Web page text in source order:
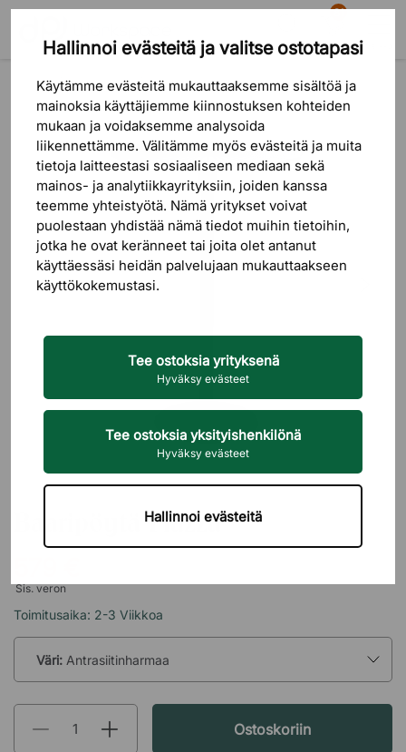
Hallinnoi evästeitä ja valitse ostotapasi
Käytämme evästeitä mukauttaaksemme sisältöä ja
mainoksia käyttäjiemme kiinnostuksen kohteiden
mukaan ja voidaksemme analysoida
liikennettämme. Välitämme myös evästeitä ja muita
tietoja laitteestasi sosiaaliseen mediaan sekä
mainos- ja analytiikkayrityksiin, joiden kanssa
teemme yhteistyötä. Nämä yritykset voivat
puolestaan ​​yhdistää nämä tiedot muihin tietoihin,
jotka he ovat keränneet tai joita olet antanut
käyttäessäsi heidän palvelujaan mukauttaakseen
käyttökokemustasi.
Tee ostoksia yrityksenä
Hyväksy evästeet
Tee ostoksia yksityishenkilönä
Hyväksy evästeet
Hallinnoi evästeitä
Etsi
81
Ostoskori
Baaripöytä Piazza
Sis. veron
Toimitusaika: 2-3 Viikkoa
Väri: Antrasiitinharmaa
Ostoskoriin